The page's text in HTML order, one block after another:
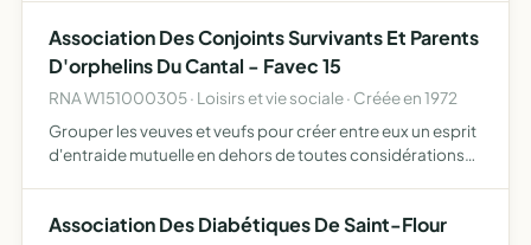
Association Des Conjoints Survivants Et Parents
D'orphelins Du Cantal - Favec 15
RNA W151000305 · Loisirs et vie sociale · Créée en 1972
Grouper les veuves et veufs pour créer entre eux un esprit
d'entraide mutuelle en dehors de toutes considérations
Association Des Diabétiques De Saint-Flour